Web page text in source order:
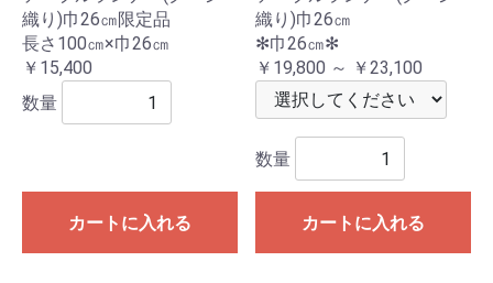
織り)巾26㎝限定品
長さ100㎝×巾26㎝
￥15,400
数量
カートに入れる
織り)巾26㎝
✻巾26㎝✻
￥19,800 ～ ￥23,100
数量
カートに入れる